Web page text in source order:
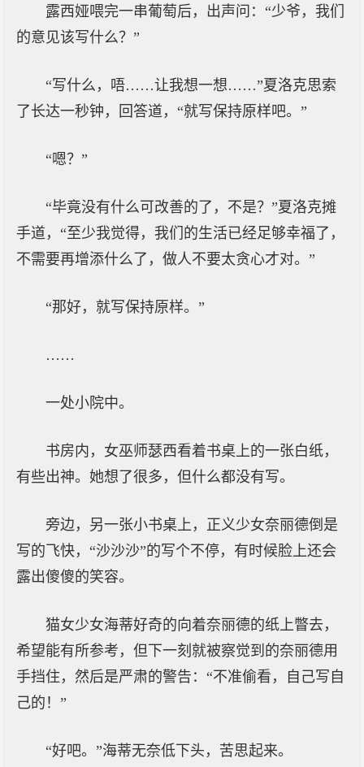
露西娅喂完一串葡萄后，出声问：“少爷，我们
的意见该写什么？”
“写什么，唔……让我想一想……”夏洛克思索
了长达一秒钟，回答道，“就写保持原样吧。”
“嗯？”
“毕竟没有什么可改善的了，不是？”夏洛克摊
手道，“至少我觉得，我们的生活已经足够幸福了，
不需要再增添什么了，做人不要太贪心才对。”
“那好，就写保持原样。”
……
一处小院中。
书房内，女巫师瑟西看着书桌上的一张白纸，
有些出神。她想了很多，但什么都没有写。
旁边，另一张小书桌上，正义少女奈丽德倒是
写的飞快，“沙沙沙”的写个不停，有时候脸上还会
露出傻傻的笑容。
猫女少女海蒂好奇的向着奈丽德的纸上瞥去，
希望能有所参考，但下一刻就被察觉到的奈丽德用
手挡住，然后是严肃的警告：“不准偷看，自己写自
己的！”
“好吧。”海蒂无奈低下头，苦思起来。